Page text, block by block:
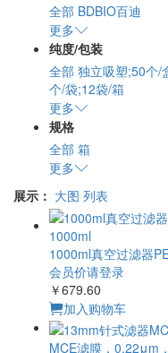
全部 BDBIO百迪
更多
纯度/包装
全部 独立吸塑;50个/
个/袋;12袋/箱
更多
规格
全部 箱
更多
展示： 大图 列表
1000ml真空过滤器
会员价请登录
￥679.60
加入购物车
MCE滤膜，0.22μm